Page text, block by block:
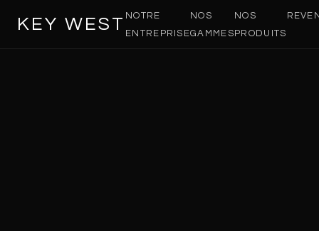
KEY WEST NOTRE
ENTREPRISE
NOS
GAMMES
NOS
PRODUITS